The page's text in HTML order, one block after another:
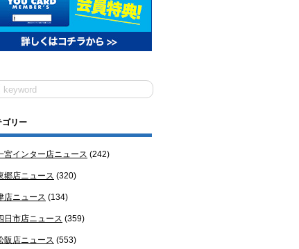
ゴリー
宮インター店ニュース (242)
郷店ニュース (320)
店ニュース (134)
日市店ニュース (359)
阪店ニュース (553)